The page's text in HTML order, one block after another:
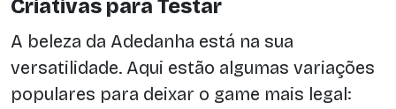
Criativas para Testar
A beleza da Adedanha está na sua
versatilidade. Aqui estão algumas variações
populares para deixar o game mais legal: